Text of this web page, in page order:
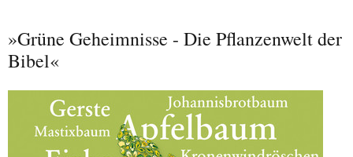
»Grüne Geheimnisse - Die Pflanzenwelt der
Bibel«